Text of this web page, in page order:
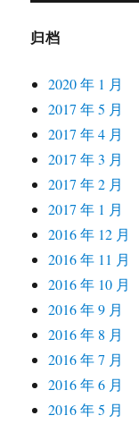
归档
2020 年 1 月
2017 年 5 月
2017 年 4 月
2017 年 3 月
2017 年 2 月
2017 年 1 月
2016 年 12 月
2016 年 11 月
2016 年 10 月
2016 年 9 月
2016 年 8 月
2016 年 7 月
2016 年 6 月
2016 年 5 月